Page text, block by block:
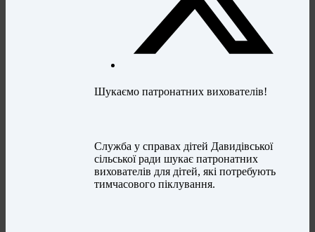
Шукаємо патронатних вихователів!
Служба у справах дітей Давидівської
сільської ради шукає патронатних
вихователів для дітей, які потребують
тимчасового піклування.